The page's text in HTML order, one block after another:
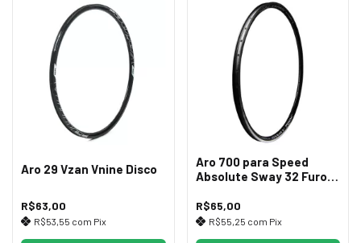
Aro 29 Vzan Vnine Disco
R$63,00
R$53,55 com Pix
Aro 700 para Speed
Absolute Sway 32 Furos
R$65,00
R$55,25 com Pix